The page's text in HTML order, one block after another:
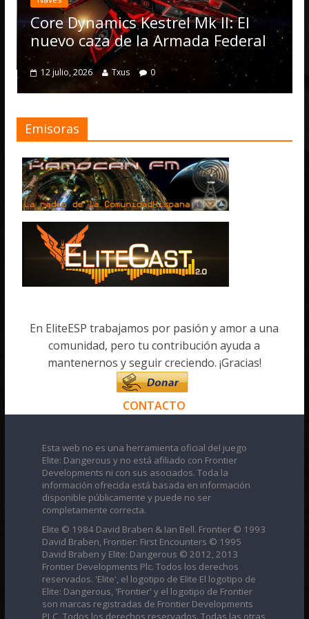
Dynamics Kestrel Mk II: El
caza de la Armada Federal
2026 Txus 0
Emisoras
En EliteESP trabajamos por pasión y amor a una
comunidad, pero tu contribución ayuda a
mantenernos y seguir creciendo. ¡Gracias!
CONTACTO
Esta web no es una herramienta oficial del juego
Elite: Dangerous y no está afiliado con Frontier
Developments ni con sus asociados. Toda la
información ofrecida está basada en información
disponible públicamente y puede no ser
completamente correcta.
Elite © 1984 David Braben & Ian Bell. Frontier © 1993
David Braben, Frontier: First Encounters © 1995
David Braben y Elite: Dangerous © 2012, 2013
Frontier Developments Plc. Todos los derechos
reservados. 'Elite', el logotipo de Elite El logotipo de
Elite: Dangerous, 'Frontier' y el logotipo de Frontier
son marcas registradas de Frontier Developments
PLC. Todos los derechos reservados. Todas las otras